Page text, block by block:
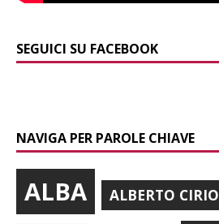
SEGUICI SU FACEBOOK
NAVIGA PER PAROLE CHIAVE
ALBA ALBERTO CIRIO